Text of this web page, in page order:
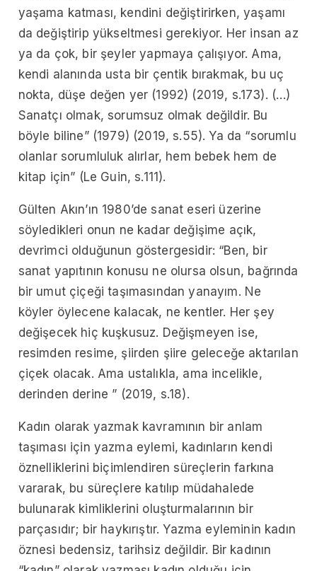
yaşama katması, kendini değiştirirken, yaşamı
da değiştirip yükseltmesi gerekiyor. Her insan az
ya da çok, bir şeyler yapmaya çalışıyor. Ama,
kendi alanında usta bir çentik bırakmak, bu uç
nokta, düşe değen yer (1992) (2019, s.173). (…)
Sanatçı olmak, sorumsuz olmak değildir. Bu
böyle biline” (1979) (2019, s.55). Ya da “sorumlu
olanlar sorumluluk alırlar, hem bebek hem de
kitap için” (Le Guin, s.111).
Gülten Akın’ın 1980’de sanat eseri üzerine
söyledikleri onun ne kadar değişime açık,
devrimci olduğunun göstergesidir: “Ben, bir
sanat yapıtının konusu ne olursa olsun, bağrında
bir umut çiçeği taşımasından yanayım. Ne
köyler öylecene kalacak, ne kentler. Her şey
değişecek hiç kuşkusuz. Değişmeyen ise,
resimden resime, şiirden şiire geleceğe aktarılan
çiçek olacak. Ama ustalıkla, ama incelikle,
derinden derine ” (2019, s.18).
Kadın olarak yazmak kavramının bir anlam
taşıması için yazma eylemi, kadınların kendi
öznelliklerini biçimlendiren süreçlerin farkına
vararak, bu süreçlere katılıp müdahalede
bulunarak kimliklerini oluşturmalarının bir
parçasıdır; bir haykırıştır. Yazma eyleminin kadın
öznesi bedensiz, tarihsiz değildir. Bir kadının